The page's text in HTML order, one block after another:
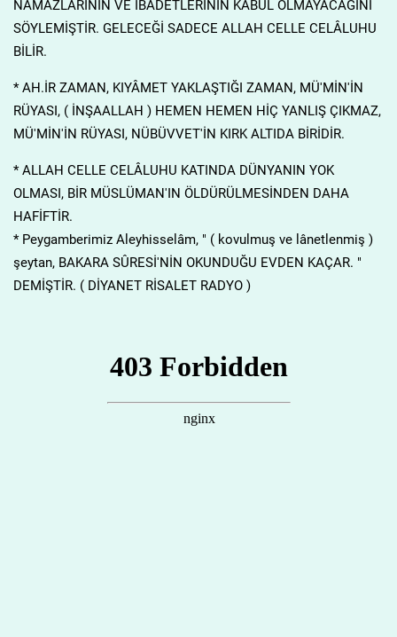
NAMAZLARININ VE İBADETLERİNİN KABUL OLMAYACAĞINI
SÖYLEMİŞTİR. GELECEĞİ SADECE ALLAH CELLE CELÂLUHU
BİLİR.
* AH.İR ZAMAN, KIYÂMET YAKLAŞTIĞI ZAMAN, MÜ'MİN'İN
RÜYASI, ( İNŞAALLAH ) HEMEN HEMEN HİÇ YANLIŞ ÇIKMAZ,
MÜ'MİN'İN RÜYASI, NÜBÜVVET'İN KIRK ALTIDA BİRİDİR.
* ALLAH CELLE CELÂLUHU KATINDA DÜNYANIN YOK
OLMASI, BİR MÜSLÜMAN'IN ÖLDÜRÜLMESİNDEN DAHA
HAFİFTİR.
* Peygamberimiz Aleyhisselâm, " ( kovulmuş ve lânetlenmiş )
şeytan, BAKARA SÛRESİ'NİN OKUNDUĞU EVDEN KAÇAR. "
DEMİŞTİR. ( DİYANET RİSALET RADYO )